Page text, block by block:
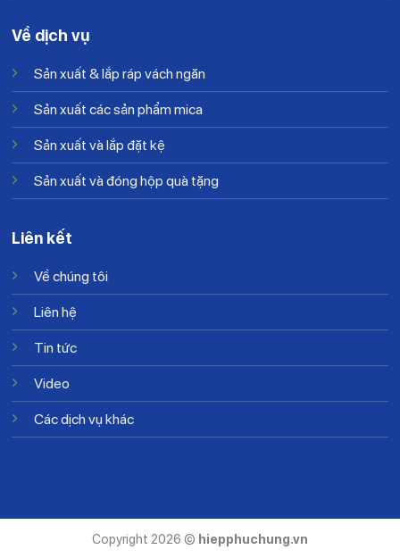
Về dịch vụ
Sản xuất & lắp ráp vách ngăn
Sản xuất các sản phẩm mica
Sản xuất và lắp đặt kệ
Sản xuất và đóng hộp quà tặng
Liên kết
Về chúng tôi
Liên hệ
Tin tức
Video
Các dịch vụ khác
Copyright 2026 © hiepphuchung.vn